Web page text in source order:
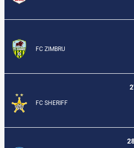
FC ZIMBRU
FC SHERIFF